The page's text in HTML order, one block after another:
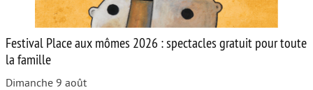
Festival Place aux mômes 2026 : spectacles gratuit pour toute
la famille
Dimanche 9 août